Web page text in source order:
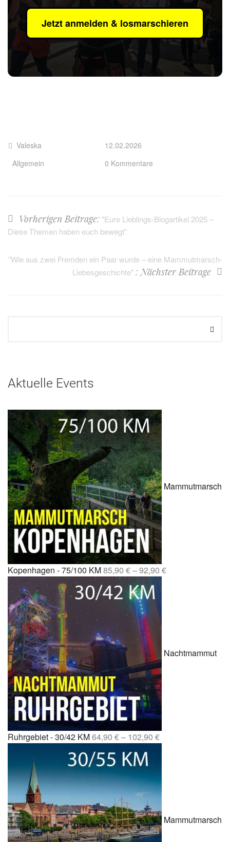
Jetzt anmelden & losmarschieren
Valeska
Allgemein
12.02.2026
0 Kommentare
Vorherigen Beitrage: "Eure Lieblings-Blogartikel 2025 –
Diese Themen haben euch bewegt"
"Wie aus zwei Fremden ein Paar wurde – eine Mammutmarsch-
Liebesgeschichte": Nächster Beitrage
Aktuelle Events
Mammutmarsch
Kopenhagen - 75/100 KM85,90 €–92,90 €
Nachtmammut
Ruhrgebiet - 30/42 KM64,90 €– 102,90 €
Mammutmarsch